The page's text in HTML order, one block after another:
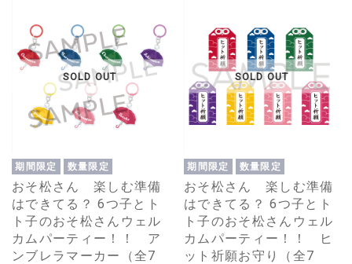
SOLD OUT
期間限定 数量限定
おそ松さん 楽しむ準備
はできてる？ 6つ子とト
ト子のおそ松さんウェル
カムパーティー！！ ア
ンブレラマーカー（全7
SOLD OUT
期間限定 数量限定
おそ松さん 楽しむ準備
はできてる？ 6つ子とト
ト子のおそ松さんウェル
カムパーティー！！ ヒ
ット祈願お守り（全7